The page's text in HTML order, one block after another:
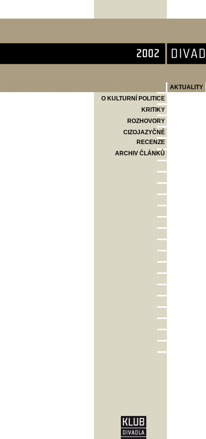
AKTUALITY
O KULTURNÍ POLITICE
KRITIKY
ROZHOVORY
CIZOJAZYČNÉ
RECENZE
ARCHIV ČLÁNKŮ